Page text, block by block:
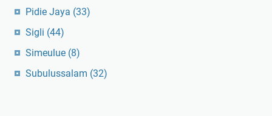
Pidie Jaya (33)
Sigli (44)
Simeulue (8)
Subulussalam (32)